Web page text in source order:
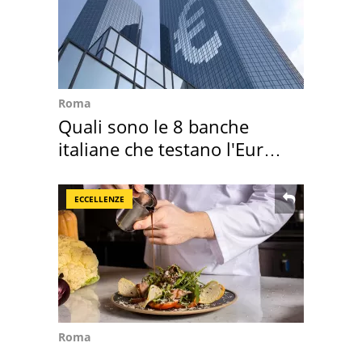
Roma
Quali sono le 8 banche
italiane che testano l'Euro
ECCELLENZE
Roma